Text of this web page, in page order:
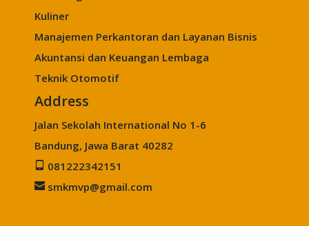
Kuliner
Manajemen Perkantoran dan Layanan Bisnis
Akuntansi dan Keuangan Lembaga
Teknik Otomotif
Address
Jalan Sekolah International No 1-6
Bandung, Jawa Barat 40282
081222342151
smkmvp@gmail.com